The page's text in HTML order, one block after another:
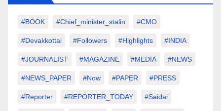
#BOOK #chief_minister_stalin #CMO
#devakkottai #followers #highlights #INDIA
#JOURNALIST #MAGAZINE #MEDIA #NEWS
#NEWS_PAPER #Now #PAPER #PRESS
#Reporter #REPORTER_TODAY #saidai